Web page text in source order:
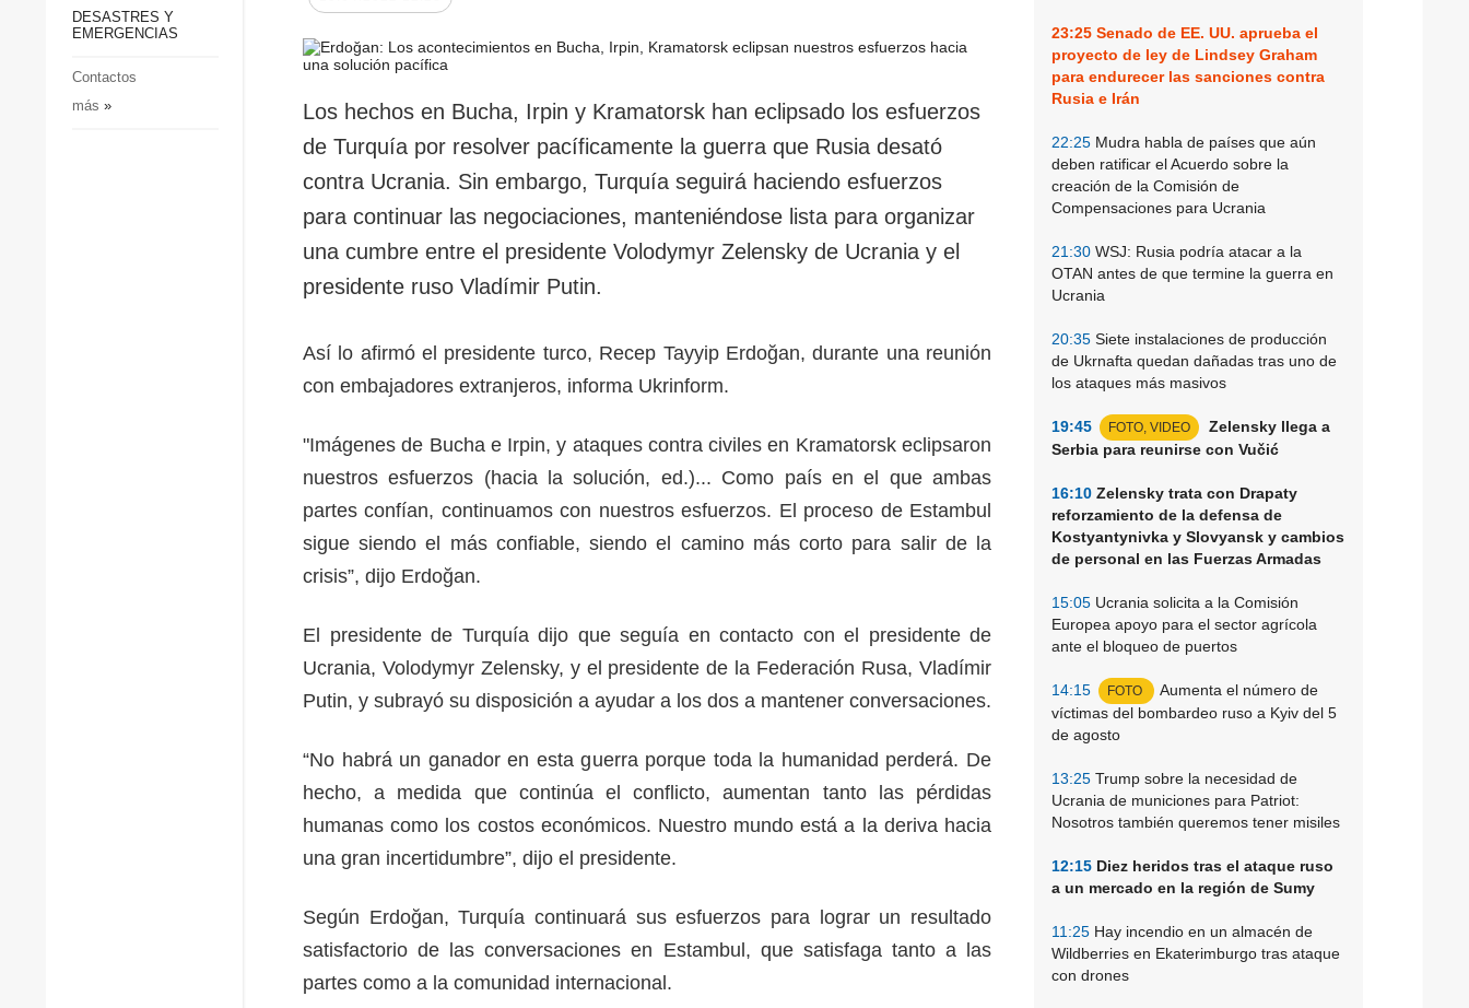
Sociedad y Cultura
Desastres y emergencias
DESASTRES Y
EMERGENCIAS
Contactos
más »
23:25 Senado de EE. UU. aprueba el
proyecto de ley de Lindsey Graham
para endurecer las sanciones contra
Rusia e Irán
22:25 Mudra habla de países que aún
deben ratificar el Acuerdo sobre la
creación de la Comisión de
Compensaciones para Ucrania
21:30 WSJ: Rusia podría atacar a la
OTAN antes de que termine la guerra en
Ucrania
20:35 Siete instalaciones de producción
de Ukrnafta quedan dañadas tras uno de
los ataques más masivos
19:45 FOTO, VIDEO
Zelensky llega a
Serbia para reunirse con Vučić
16:10 Zelensky trata con Drapaty
reforzamiento de la defensa de
Kostyantynivka y Slovyansk y cambios
de personal en las Fuerzas Armadas
15:05 Ucrania solicita a la Comisión
Europea apoyo para el sector agrícola
ante el bloqueo de puertos
14:15 FOTO
Aumenta el número de
víctimas del bombardeo ruso a Kyiv del 5
de agosto
13:25 Trump sobre la necesidad de
Ucrania de municiones para Patriot:
Nosotros también queremos tener misiles
12:15 Diez heridos tras el ataque ruso
a un mercado en la región de Sumy
11:25 Hay incendio en un almacén de
Wildberries en Ekaterimburgo tras ataque
con drones
Los hechos en Bucha, Irpin y Kramatorsk han eclipsado los esfuerzos
de Turquía por resolver pacíficamente la guerra que Rusia desató
contra Ucrania. Sin embargo, Turquía seguirá haciendo esfuerzos
para continuar las negociaciones, manteniéndose lista para organizar
una cumbre entre el presidente Volodymyr Zelensky de Ucrania y el
presidente ruso Vladímir Putin.
Así lo afirmó el presidente turco, Recep Tayyip Erdoğan, durante una reunión
con embajadores extranjeros, informa Ukrinform.
"Imágenes de Bucha e Irpin, y ataques contra civiles en Kramatorsk eclipsaron
nuestros esfuerzos (hacia la solución, ed.)... Como país en el que ambas
partes confían, continuamos con nuestros esfuerzos. El proceso de Estambul
sigue siendo el más confiable, siendo el camino más corto para salir de la
crisis”, dijo Erdoğan.
El presidente de Turquía dijo que seguía en contacto con el presidente de
Ucrania, Volodymyr Zelensky, y el presidente de la Federación Rusa, Vladímir
Putin, y subrayó su disposición a ayudar a los dos a mantener conversaciones.
“No habrá un ganador en esta guerra porque toda la humanidad perderá. De
hecho, a medida que continúa el conflicto, aumentan tanto las pérdidas
humanas como los costos económicos. Nuestro mundo está a la deriva hacia
una gran incertidumbre”, dijo el presidente.
Según Erdoğan, Turquía continuará sus esfuerzos para lograr un resultado
satisfactorio de las conversaciones en Estambul, que satisfaga tanto a las
partes como a la comunidad internacional.